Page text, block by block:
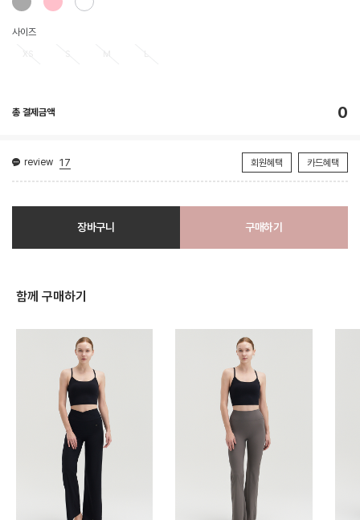
사이즈
총 결제금액 0
review 17 회원혜택 카드혜택
장바구니 구매하기
함께 구매하기